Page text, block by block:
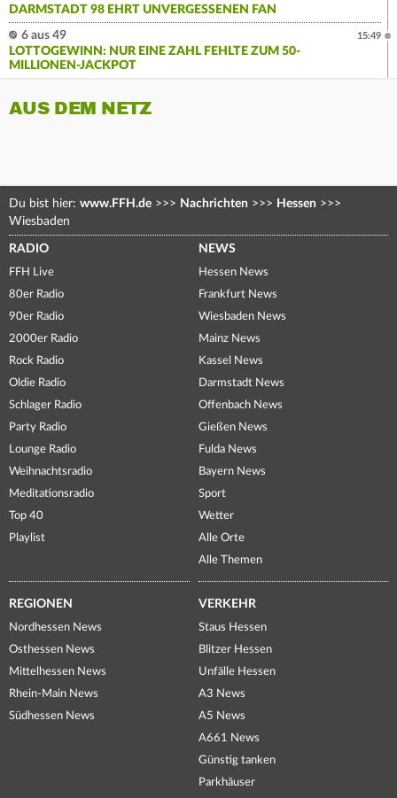
DARMSTADT 98 EHRT UNVERGESSENEN FAN
6 aus 49
LOTTOGEWINN: NUR EINE ZAHL FEHLTE ZUM 50-
MILLIONEN-JACKPOT
15:49
AUS DEM NETZ
Du bist hier: www.FFH.de >>> Nachrichten >>> Hessen >>>
Wiesbaden
RADIO
FFH Live
80er Radio
90er Radio
2000er Radio
Rock Radio
Oldie Radio
Schlager Radio
Party Radio
Lounge Radio
Weihnachtsradio
Meditationsradio
Top 40
Playlist
NEWS
Hessen News
Frankfurt News
Wiesbaden News
Mainz News
Kassel News
Darmstadt News
Offenbach News
Gießen News
Fulda News
Bayern News
Sport
Wetter
Alle Orte
Alle Themen
REGIONEN
Nordhessen News
Osthessen News
Mittelhessen News
Rhein-Main News
Südhessen News
VERKEHR
Staus Hessen
Blitzer Hessen
Unfälle Hessen
A3 News
A5 News
A661 News
Günstig tanken
Parkhäuser